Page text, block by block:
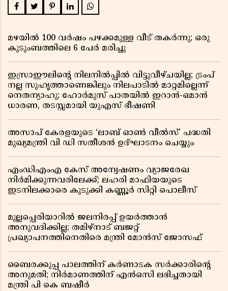
മഴയിൽ 100 വർഷം പഴക്കമുള്ള വീട് തകർന്നു; ഒരു
കുടുംബത്തിലെ 6 പേർ മരിച്ചു
ഇസ്രാഈലിന്റെ നിലനിൽപ്പിൽ വിട്ടുവീഴ്ചയില്ല; ട്രംപ്
നല്ല സുഹൃത്താണെങ്കിലും നിലപാടിൽ മാറ്റമില്ലെന്ന്
നെതന്യാഹു; ഹോർമുസ് പാതയിൽ ഇറാൻ-ഒമാൻ
ധാരണ, തടസ്സമായി യുഎസ് ഭീഷണി
അസാപ് കേരളയുടെ ‘ലാബ് ഓൺ വീൽസ്’ പദ്ധതി
മുഖ്യമന്ത്രി വി ഡി സതീശൻ ഉദ്ഘാടനം ചെയ്യും
എംഡിഎംഎ കേസ് അന്വേഷണം വ്യാജരേഖ
നിർമിക്കുന്നവരിലേക്ക്; ലഹരി മാഫിയയുടെ
ഇടനിലക്കാരെ കുടുക്കി കണ്ണൂർ സിറ്റി പൊലീസ്
മുല്ലപ്പെരിയാറിൽ ജലനിരപ്പ് ഉയർത്താൻ
അനുവദിക്കില്ല; തമിഴ്നാട് ബജറ്റ്
പ്രഖ്യാപനത്തിനെതിരെ മന്ത്രി മോൻസ് ജോസഫ്
ബൈരക്കുപ്പ പാലത്തിന് കർണാടക സർക്കാരിൻ്റെ
അനുമതി; നിർമാണത്തിന് എൻഒസി ലഭിച്ചതായി
മന്ത്രി പി കെ ബഷീർ